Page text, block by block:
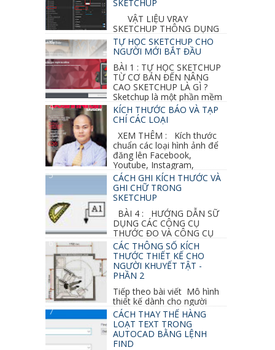
SKETCHUP
VẬT LIỆU VRAY
SKETCHUP THÔNG DỤNG
NHẤT 1. VẬT LIỆU VRAY INOX BÓNG: ●
Diffuse : đen ● Reflection color ...
TỰ HỌC SKETCHUP CHO
NGƯỜI MỚI BẮT ĐẦU
BÀI 1 : TỰ HỌC SKETCHUP
TỪ CƠ BẢN ĐẾN NÂNG
CAO SKETCHUP LÀ GÌ ?
Sketchup là một phần mềm
vẽ 3d của Google, nó khá dễ sữ...
KÍCH THƯỚC BÁO VÀ TẠP
CHÍ CÁC LOẠI
XEM THÊM : Kích thước
chuẩn các loại hình ảnh để
đăng lên Facebook,
Youtube, Instagram,
Linkedin, Pinterest...CÁCH GHI KÍCH THƯỚC VÀ
GHI CHỮ TRONG
SKETCHUP
BÀI 4 : HƯỚNG DẪN SỮ
DỤNG CÁC CÔNG CỤ
THƯỚC ĐO VÀ CÔNG CỤ
GHI CHỮ 2D, 3D TRONG SKETCHUP Ở bài
học trước ta đã...
CÁC THÔNG SỐ KÍCH
THƯỚC THIẾT KẾ CHO
NGƯỜI KHUYẾT TẬT -
PHẦN 2
Tiếp theo bài viết Mô hình
thiết kế dành cho người
khuyết tật ở phần 1 chúng ta cùng tìm hiểu
thêm các vấn đề và...
CÁCH THAY THẾ HÀNG
LOẠT TEXT TRONG
AUTOCAD BẰNG LỆNH
FIND